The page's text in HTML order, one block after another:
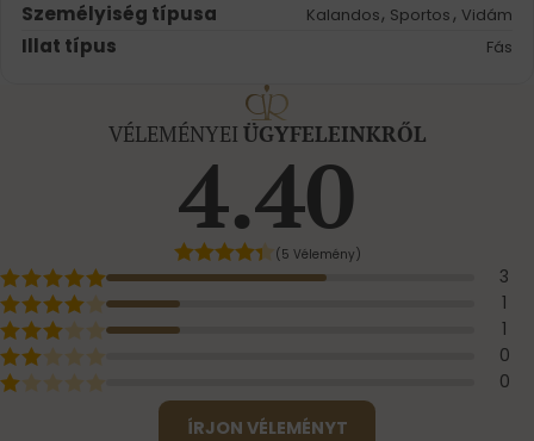
Személyiség típusa Kalandos, Sportos, Vidám
Illat típus Fás
VÉLEMÉNYEI ÜGYFELEINKRŐL
4.40
(5 Vélemény)
3
1
1
0
0
ÍRJON VÉLEMÉNYT